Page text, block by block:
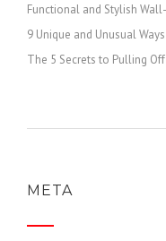
Functional and Stylish
9 Unique and Unusual
The 5 Secrets to Pulling
META